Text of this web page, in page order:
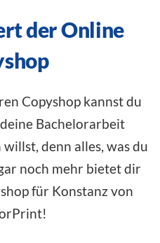
der Online
Copyshop kannst du
Bachelorarbeit
denn alles, was du
noch mehr bietet dir
für Konstanz von